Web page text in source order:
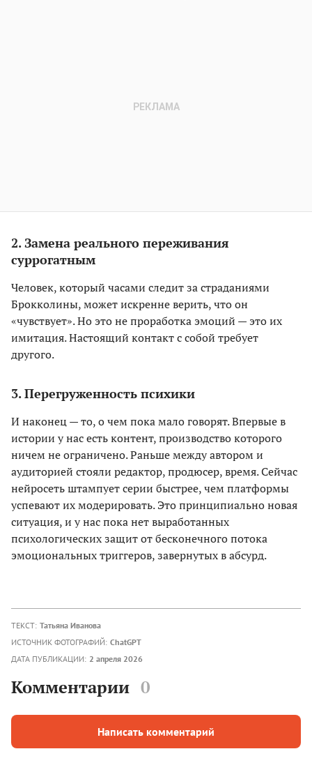
2. Замена реального переживания
суррогатным
Человек, который часами следит за страданиями
Брокколины, может искренне верить, что он
«чувствует». Но это не проработка эмоций — это их
имитация. Настоящий контакт с собой требует
другого.
3. Перегруженность психики
И наконец — то, о чем пока мало говорят. Впервые в
истории у нас есть контент, производство которого
ничем не ограничено. Раньше между автором и
аудиторией стояли редактор, продюсер, время. Сейчас
нейросеть штампует серии быстрее, чем платформы
успевают их модерировать. Это принципиально новая
ситуация, и у нас пока нет выработанных
психологических защит от бесконечного потока
эмоциональных триггеров, завернутых в абсурд.
ТЕКСТ: Татьяна Иванова
ИСТОЧНИК ФОТОГРАФИЙ: ChatGPT
ДАТА ПУБЛИКАЦИИ: 2 апреля 2026
Комментарии 0
Написать комментарий